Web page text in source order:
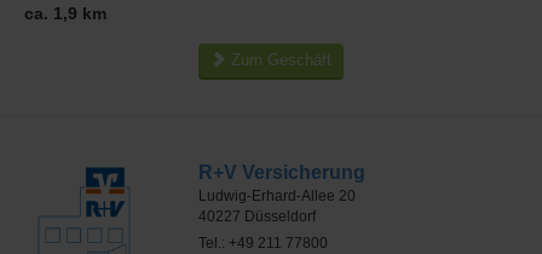
ca. 1,9 km
Zum Geschäft
R+V Versicherung
Ludwig-Erhard-Allee 20
40227 Düsseldorf
Tel.: +49 211 77800